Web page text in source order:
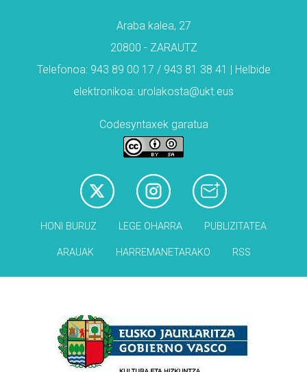
Araba kalea, 27
20800 - ZARAUTZ
Telefonoa: 943 89 00 17 / 943 81 38 41 | Helbide
elektronikoa: urolakosta@ukt.eus
Codesyntaxek garatua
HONI BURUZ LEGE OHARRA PUBLIZITATEA
ARAUAK HARREMANETARAKO RSS